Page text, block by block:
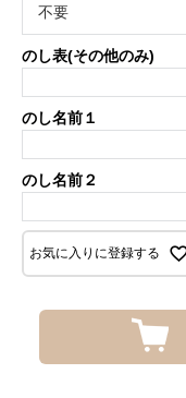
のし表(その他のみ)
のし名前１
のし名前２
お気に入りに登録する